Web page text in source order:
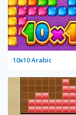
10x10 Arabic